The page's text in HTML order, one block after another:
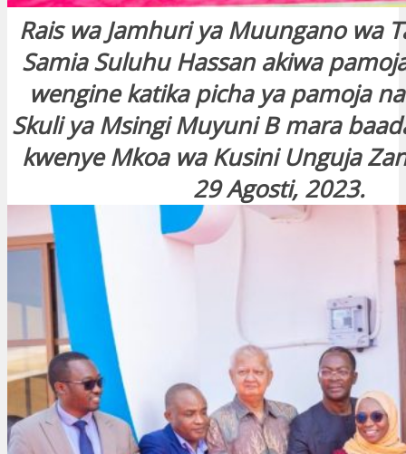
Rais wa Jamhuri ya Muungano wa
Samia Suluhu Hassan akiwa
wengine katika picha ya pamoja
Skuli ya Msingi Muyuni B mara
kwenye Mkoa wa Kusini Unguja
29 Agosti, 2023.